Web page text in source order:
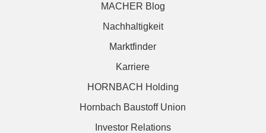
MACHER Blog
Nachhaltigkeit
Marktfinder
Karriere
HORNBACH Holding
Hornbach Baustoff Union
Investor Relations